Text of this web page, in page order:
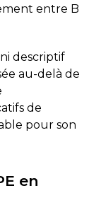
entre B
descriptif
au-delà de
de
pour son
en